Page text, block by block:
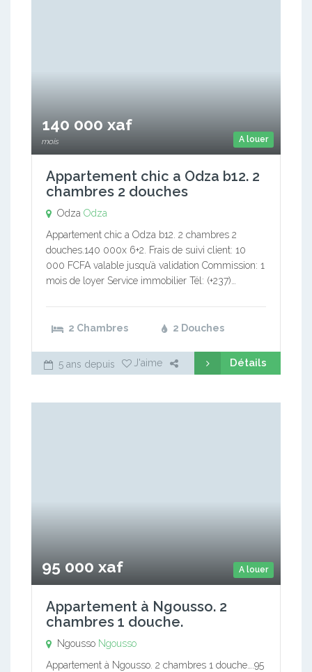
A louer
140 000 xaf
mois
Appartement chic a Odza b12. 2
chambres 2 douches
Odza Odza
Appartement chic a Odza b12. 2 chambres 2
douches.140 000x 6+2. Frais de suivi client: 10
000 FCFA valable jusqu’à validation Commission: 1
mois de loyer Service immobilier Tél: (+237)…
2 Chambres 2 Douches
5 ans depuis J'aime Détails
A louer
95 000 xaf
Appartement à Ngousso. 2
chambres 1 douche.
Ngousso Ngousso
Appartement à Ngousso. 2 chambres 1 douche….95